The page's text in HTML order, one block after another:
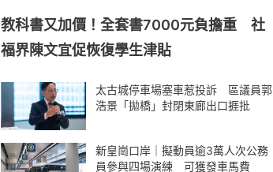
教科書又加價！全套書7000元負擔重 社
福界陳文宜促恢復學生津貼
太古城停車場塞車惹投訴 區議員郭
浩景「拋橋」封閉東廊出口捱批
新皇崗口岸｜擬動員逾3萬人次公務
員參與四場演練 可獲發車馬費